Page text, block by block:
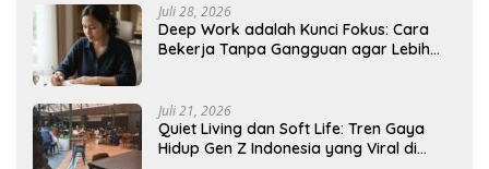
Juli 28, 2026
Deep Work adalah Kunci Fokus: Cara
Bekerja Tanpa Gangguan agar Lebih
Juli 21, 2026
Quiet Living dan Soft Life: Tren Gaya
Hidup Gen Z Indonesia yang Viral di